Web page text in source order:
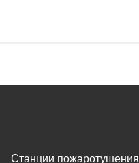
Станции пожаротушения